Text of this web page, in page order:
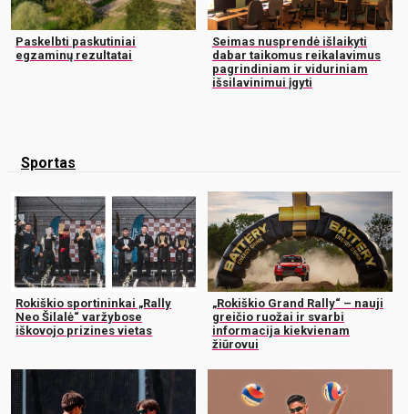
Paskelbti paskutiniai
egzaminų rezultatai
Seimas nusprendė išlaikyti
dabar taikomus reikalavimus
pagrindiniam ir viduriniam
išsilavinimui įgyti
Sportas
Rokiškio sportininkai „Rally
Neo Šilalė“ varžybose
iškovojo prizines vietas
„Rokiškio Grand Rally“ – nauji
greičio ruožai ir svarbi
informacija kiekvienam
žiūrovui